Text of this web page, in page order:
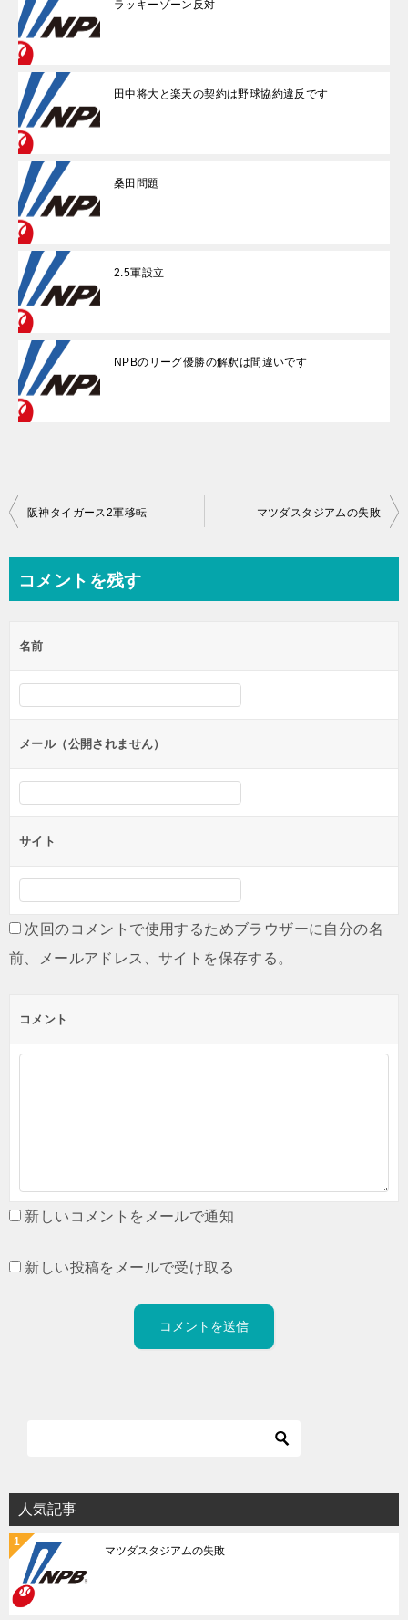
ラッキーゾーン反対
田中将大と楽天の契約は野球協約違反です
桑田問題
2.5軍設立
NPBのリーグ優勝の解釈は間違いです
投
ビ
ー
シ
ン
阪神タイガース2軍移転 マツダスタジアムの失敗
コメントを残す
名前
メール（公開されません）
サイト
次回のコメントで使用するためブラウザーに自分の名
前、メールアドレス、サイトを保存する。
コメント
新しいコメントをメールで通知
新しい投稿をメールで受け取る
人気記事
マツダスタジアムの失敗